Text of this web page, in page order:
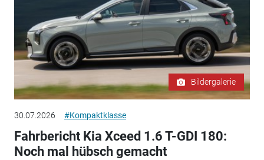
Bildergalerie
30.07.2026 #Kompaktklasse
Fahrbericht Kia Xceed 1.6 T-GDI 180:
Noch mal hübsch gemacht